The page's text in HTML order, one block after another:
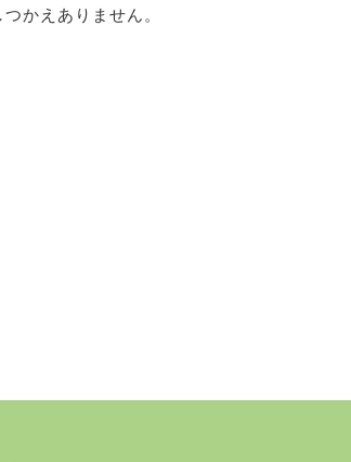
かえありません。